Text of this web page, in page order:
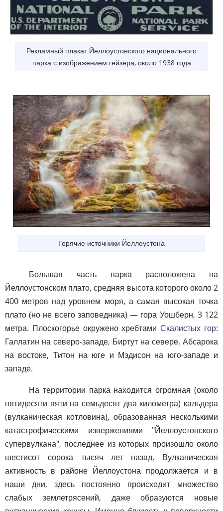
Рекламный плакат Йеллоустонского национального
парка с изображением гейзера, около 1938 года
Горячие источники Йеллоустона
Большая часть парка расположена на
Йеллоустонском плато, средняя высота которого около 2
400 метров над уровнем моря, а самая высокая точка
плато (но не всего заповедника) — гора Уошберн, 3 122
метра. Плоскогорье окружено хребтамиСкалистых гор:
Галлатин на северо-западе, Биртут на севере, Абсарока
на востоке, Титон на юге и Мэдисон на юго-западе и
западе.
На территории парка находится огромная (около
пятидесяти пяти на семьдесят два километра) кальдера
(вулканическая котловина), образованная несколькими
катастрофическими извержениями "Йеллоустонского
супервулкана", последнее из которых произошло около
шестисот сорока тысяч лет назад. Вулканическая
активность в районе Йеллоустона продолжается и в
наши дни, здесь постоянно происходит множество
слабых землетрясений, даже образуются новые